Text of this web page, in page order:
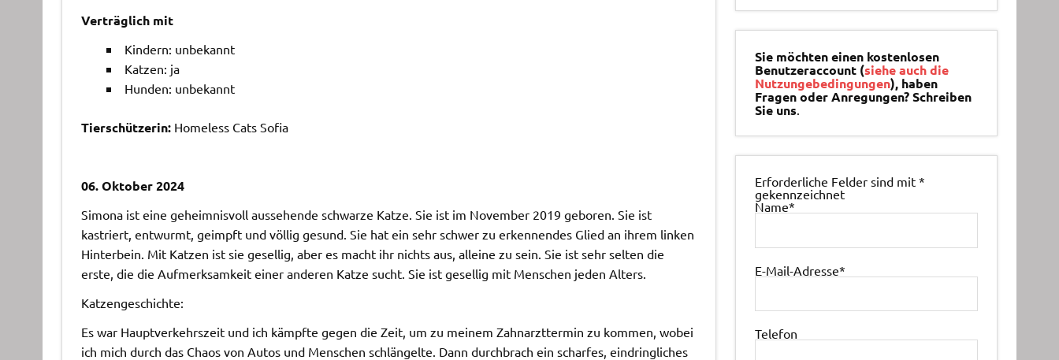
Verträglich mit
Kindern: unbekannt
Katzen: ja
Hunden: unbekannt
Tierschützerin:Homeless Cats Sofia
06. Oktober 2024
Simona ist eine geheimnisvoll aussehende schwarze Katze. Sie ist im November 2019 geboren. Sie ist
kastriert, entwurmt, geimpft und völlig gesund. Sie hat ein sehr schwer zu erkennendes Glied an ihrem linken
Hinterbein. Mit Katzen ist sie gesellig, aber es macht ihr nichts aus, alleine zu sein. Sie ist sehr selten die
erste, die die Aufmerksamkeit einer anderen Katze sucht. Sie ist gesellig mit Menschen jeden Alters.
Katzengeschichte:
Es war Hauptverkehrszeit und ich kämpfte gegen die Zeit, um zu meinem Zahnarzttermin zu kommen, wobei
ich mich durch das Chaos von Autos und Menschen schlängelte. Dann durchbrach ein scharfes, eindringliches
Sie möchten einen kostenlosen
Benutzeraccount (siehe auch die
Nutzungebedingungen), haben
Fragen oder Anregungen? Schreiben
Sie uns.
Erforderliche Felder sind mit*
gekennzeichnet
Name*
E-Mail-Adresse*
Telefon